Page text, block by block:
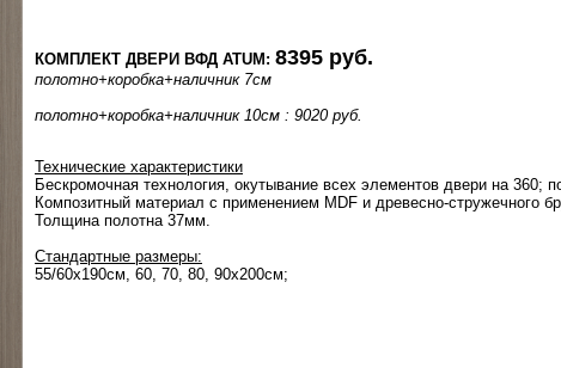
КОМПЛЕКТ ДВЕРИ ВФД ATUM: 8395 руб.
полотно+коробка+наличник 7см
полотно+коробка+наличник 10см : 9020 руб.
Технические характеристики
Бескромочная технология, окутывание всех элементов двери на 360;
Композитный материал с применением MDF и древесно-стружечного
Толщина полотна 37мм.
Стандартные размеры:
55/60x190см, 60, 70, 80, 90х200см;